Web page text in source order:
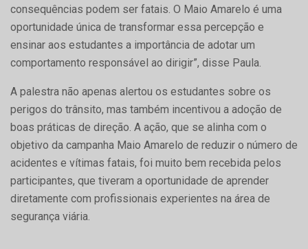
consequências podem ser fatais. O Maio Amarelo é uma
oportunidade única de transformar essa percepção e
ensinar aos estudantes a importância de adotar um
comportamento responsável ao dirigir”, disse Paula.
A palestra não apenas alertou os estudantes sobre os
perigos do trânsito, mas também incentivou a adoção de
boas práticas de direção. A ação, que se alinha com o
objetivo da campanha Maio Amarelo de reduzir o número de
acidentes e vítimas fatais, foi muito bem recebida pelos
participantes, que tiveram a oportunidade de aprender
diretamente com profissionais experientes na área de
segurança viária.